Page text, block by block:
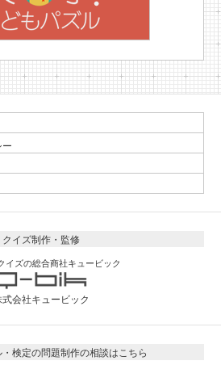
クイズ制作・監修
イズの総合商社キュービック
式会社キュービック
検定の問題制作の相談はこちら